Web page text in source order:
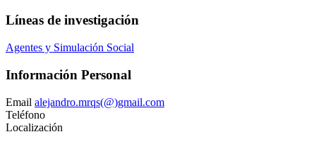
Líneas de investigación
Agentes y Simulación Social
Información Personal
Email alejandro.mrqs(@)gmail.com
Teléfono
Localización